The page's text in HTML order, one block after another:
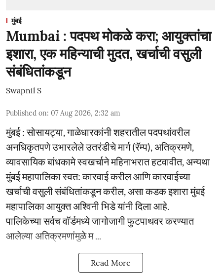
मुंबई
Mumbai : पदपथ मोकळे करा; आयुक्तांचा
इशारा, एक महिन्याची मुदत, खर्चाची वसुली
संबंधितांकडून
Swapnil S
Published on: 07 Aug 2026, 2:32 am
मुंबई : सोसायट्या, गाळेधारकांनी शहरातील पदपथांवरील
अनधिकृतपणे उभारलेले उतरंडीचे मार्ग (रॅम्प), अतिक्रमणे,
व्यावसायिक बांधकामे स्वखर्चाने महिनाभरात हटवावीत, अन्यथा
मुंबई महापालिका स्वत: कारवाई करील आणि कारवाईच्या
खर्चाची वसुली संबंधितांकडून करील, असा कडक इशारा मुंबई
महापालिका आयुक्त अश्विनी भिडे यांनी दिला आहे.
पालिकेच्या सर्वच वॉर्डमध्ये जागोजागी फुटपाथवर करण्यात
आलेल्या अतिक्रमणांमुळे म ...
Read More